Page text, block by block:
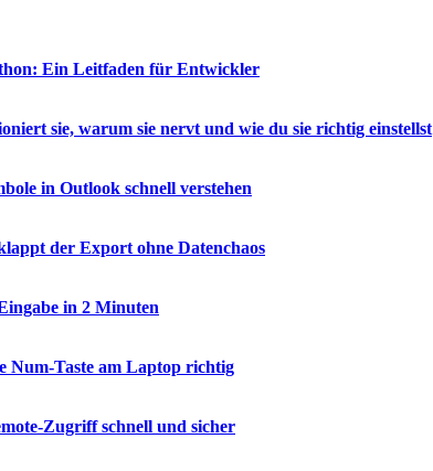
Ein Leitfaden für Entwickler
sie, warum sie nervt und wie du sie richtig einstellst
in Outlook schnell verstehen
der Export ohne Datenchaos
in 2 Minuten
Num-Taste am Laptop richtig
Zugriff schnell und sicher